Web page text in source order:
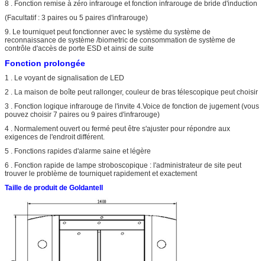
8 . Fonction remise à zéro infrarouge et fonction infrarouge de bride d'induction
(Facultatif : 3 paires ou 5 paires d'infrarouge)
9. Le tourniquet peut fonctionner avec le système du système de
reconnaissance de système /biometric de consommation de système de
contrôle d'accès de porte ESD et ainsi de suite
Fonction prolongée
1 . Le voyant de signalisation de LED
2 . La maison de boîte peut rallonger, couleur de bras télescopique peut choisir
3 . Fonction logique infrarouge de l'invite 4.Voice de fonction de jugement (vous
pouvez choisir 7 paires ou 9 paires d'infrarouge)
4 . Normalement ouvert ou fermé peut être s'ajuster pour répondre aux
exigences de l'endroit différent.
5 . Fonctions rapides d'alarme saine et légère
6 . Fonction rapide de lampe stroboscopique : l'administrateur de site peut
trouver le problème de tourniquet rapidement et exactement
Taille de produit de Goldantell